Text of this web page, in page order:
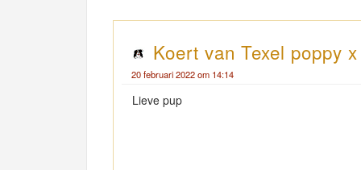
Koert van Texel poppy x
20 februari 2022 om 14:14
Lieve pup